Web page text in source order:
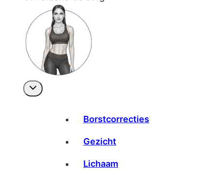
Borstcorrecties
Gezicht
Lichaam